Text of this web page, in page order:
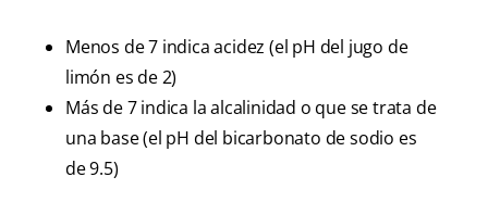
Menos de 7 indica acidez (el pH del jugo de
limón es de 2)
Más de 7 indica la alcalinidad o que se trata de
una base (el pH del bicarbonato de sodio es
de 9.5)